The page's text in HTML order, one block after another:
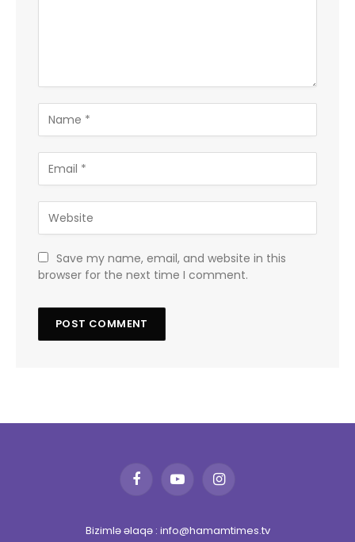
Save my name, email, and website in this
browser for the next time I comment.
FacebookYouTubeInstagram
Bizimlə əlaqə : info@hamamtimes.tv